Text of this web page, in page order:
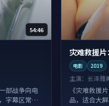
54:46
部战争向电
字幕区常有
灾难救援片
电影 2019
主演：长泽雅
《灾难救援
品，适合大